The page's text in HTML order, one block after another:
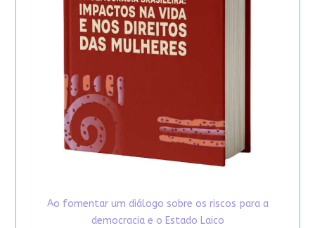
Ao fomentar um diálogo sobre os riscos para a
democracia e o Estado Laico